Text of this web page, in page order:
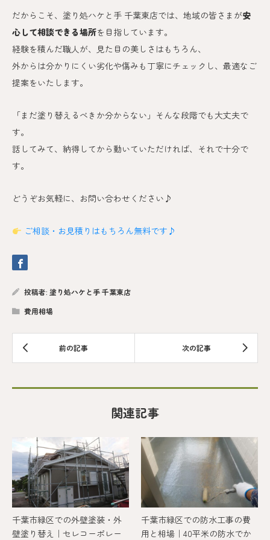
だからこそ、塗り処ハケと手 千葉東店では、地域の皆さまが安
心して相談できる場所を目指しています。
経験を積んだ職人が、見た目の美しさはもちろん、
外からは分かりにくい劣化や傷みも丁寧にチェックし、最適なご
提案をいたします。
「まだ塗り替えるべきか分からない」そんな段階でも大丈夫で
す。
話してみて、納得してから動いていただければ、それで十分で
す。
どうぞお気軽に、お問い合わせください♪
ご相談・お見積りはもちろん無料です♪
投稿者: 塗り処ハケと手 千葉東店
費用相場
関連記事
千葉市緑区での外壁塗装・外
壁塗り替え｜セレコーポレー
千葉市緑区での防水工事の費
用と相場｜40平米の防水でか